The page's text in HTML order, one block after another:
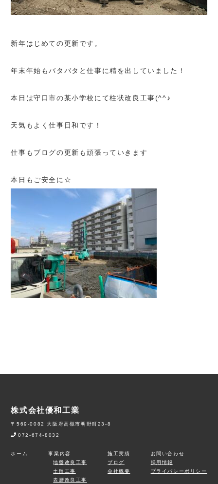
新年はじめての更新です。
年末年始もバタバタと仕事に精を出していました！
本日は守口市の某小学校にて柱状改良工事(^^♪
天気もよく仕事日和です！
仕事もブログの更新も頑張っていきます
本日もご安全に☆
株式会社優和工業
〒569-0082 大阪府高槻市明野町23-8
072-674-8032
ホーム
事業内容
地盤改良工事
土留工事
表層改良工事
施工実績
ブログ
会社概要
お問い合わせ
採用情報
プライバシーポリシー